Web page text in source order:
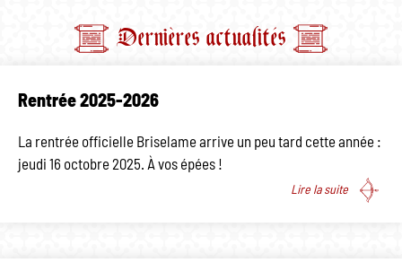
Dernières actualités
Rentrée 2025-2026
La rentrée officielle Briselame arrive un peu tard cette année :
jeudi 16 octobre 2025. À vos épées !
Lire la suite